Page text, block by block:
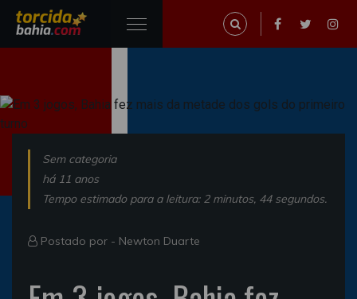
Sem categoria
há 11 anos
Tempo estimado para a leitura: 2 minutos, 44 segundos.
Postado por - Newton Duarte